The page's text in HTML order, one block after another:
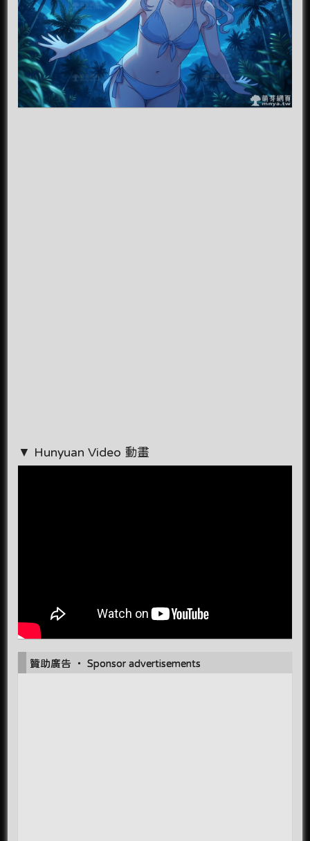
▼ Hunyuan Video 動畫
贊助廣告 ‧ Sponsor advertisements